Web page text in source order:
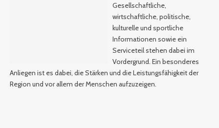
Gesellschaftliche,
wirtschaftliche, politische,
kulturelle und sportliche
Informationen sowie ein
Serviceteil stehen dabei im
Vordergrund. Ein besonderes
Anliegen ist es dabei, die Stärken und die Leistungsfähigkeit der
Region und vor allem der Menschen aufzuzeigen.